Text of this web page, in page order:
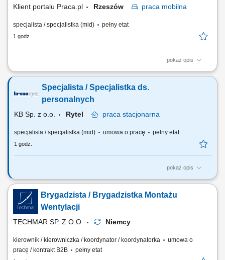
Klient portalu Praca.pl Rzeszów praca mobilna
specjalista / specjalistka (mid) pełny etat
1 godz.
pokaż opis
Organizowanie oraz przeprowadzanie spisów z natury składników
stanu, przydatności oraz zabezpieczenia inwentaryzowanych
składników majątku. Przygotowywanie dokumentacji podsumowującej
Specjalista / Specjalistka ds.
personalnych
KB Sp. z o.o. Rytel praca stacjonarna
specjalista / specjalistka (mid) umowa o pracę pełny etat
1 godz.
pokaż opis
Twój zakres obowiązków: Przygotowanie oraz koordynacja obiegu
dokumentów związanych z zatrudnieniem, przebiegiem oraz ustaniem
stosunku pracy; Organizacja oraz administracja szkoleń; Obsługa
pracowników w zakresie bieżących spraw personalnych;
Przygotowywanie miesięcznych analiz i...
Brygadzista / Brygadzistka Montażu
Wentylacji
TECHMAR SP. Z O.O. Niemcy
kierownik / kierowniczka / koordynator / koordynatorka
umowa o
pracę / kontrakt B2B
pełny etat